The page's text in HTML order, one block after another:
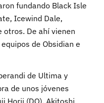
fundando Black Isle
Icewind Dale,
otros. De ahí vienen
de Obsidian e
de Ultima y
de unos jóvenes